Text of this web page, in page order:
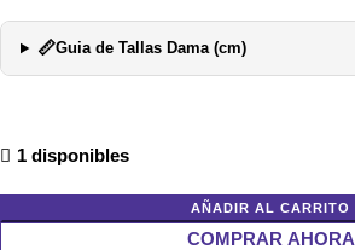
📏Guia de Tallas Dama (cm)
1 disponibles
AÑADIR AL CARRITO
COMPRAR AHORA